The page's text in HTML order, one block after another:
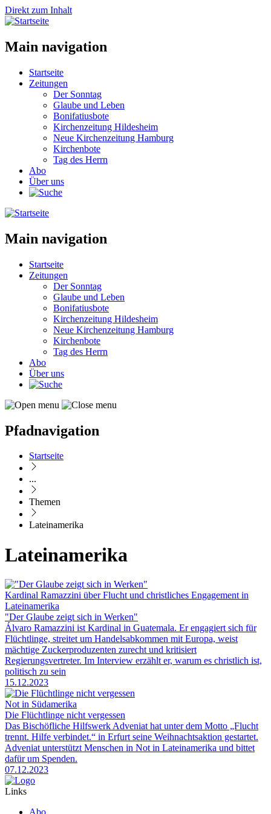
Direkt zum Inhalt
Main navigation
Startseite
Zeitungen
Der Sonntag
Glaube und Leben
Bonifatiusbote
Kirchenzeitung Hildesheim
Neue Kirchenzeitung Hamburg
Kirchenbote
Tag des Herrn
Abo
Über uns
Main navigation
Startseite
Zeitungen
Der Sonntag
Glaube und Leben
Bonifatiusbote
Kirchenzeitung Hildesheim
Neue Kirchenzeitung Hamburg
Kirchenbote
Tag des Herrn
Abo
Über uns
Pfadnavigation
Startseite
...
Themen
Lateinamerika
Lateinamerika
Kardinal Ramazzini über Flucht und christliches Engagement in
Lateinamerika
"Der Glaube zeigt sich in Werken"
Álvaro Ramazzini ist Kardinal in Guatemala. Er engagiert sich für
Flüchtlinge, streitet um Handelsabkommen mit Europa, weist
mächtige Zuckerproduzenten zurecht und kritisiert
Regierungsvertreter. Im Interview erzählt er, warum es christlich ist,
politisch zu sein
15.12.2023
Not in Südamerika
Die Flüchtlinge nicht vergessen
Das Bischöfliche Hilfswerk Adveniat hat unter dem Motto „Flucht
trennt. Hilfe verbindet.“ in Erfurt seine Weihnachtsaktion gestartet.
Adveniat unterstützt Menschen in Not in Lateinamerika und bittet
dafür um Spenden.
07.12.2023
Links